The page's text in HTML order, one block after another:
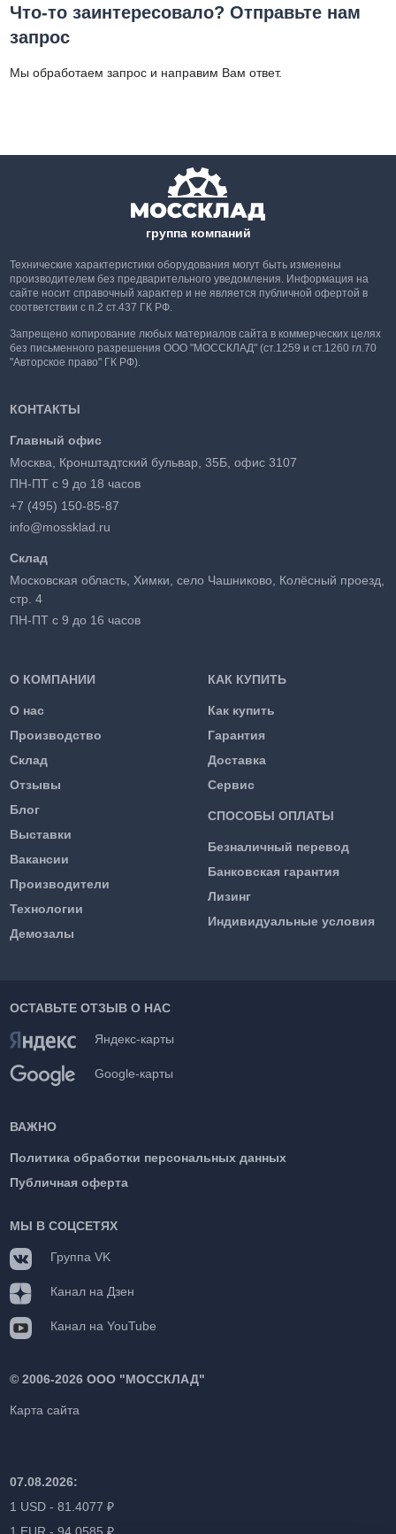
Что-то заинтересовало? Отправьте нам
запрос
Мы обработаем запрос и направим Вам ответ.
группа компаний
Технические характеристики оборудования могут быть изменены
производителем без предварительного уведомления. Информация на
сайте носит справочный характер и не является публичной офертой в
соответствии с п.2 ст.437 ГК РФ.
Запрещено копирование любых материалов сайта в коммерческих целях
без письменного разрешения ООО "МОССКЛАД" (ст.1259 и ст.1260 гл.70
"Авторское право" ГК РФ).
О КОМПАНИИ
О нас
Производство
Склад
Отзывы
Блог
Выставки
Вакансии
Производители
Технологии
Демозалы
КАК КУПИТЬ
Как купить
Гарантия
Доставка
Сервис
СПОСОБЫ ОПЛАТЫ
Безналичный перевод
Банковская гарантия
Лизинг
Индивидуальные условия
КОНТАКТЫ
Главный офис
Москва, Кронштадтский бульвар, 35Б, офис 3107
ПН-ПТ с 9 до 18 часов
+7 (495) 150-85-87
info@mossklad.ru
Склад
Московская область, Химки, село Чашниково, Колёсный проезд,
стр. 4
ПН-ПТ с 9 до 16 часов
ОСТАВЬТЕ ОТЗЫВ О НАС
Яндекс-карты
Google-карты
ВАЖНО
Политика обработки персональных данных
Публичная оферта
МЫ В СОЦСЕТЯХ
Группа VK
Канал на Дзен
Канал на YouTube
©2006-2026 ООО "МОССКЛАД"
Карта сайта
07.08.2026:
1 USD - 81.4077 ₽
1 EUR - 94.0585 ₽